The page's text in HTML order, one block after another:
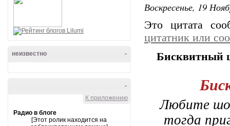
-
неизвестно
-
К приложению
Радио в блоге
[Этот ролик находится на
Воскресенье, 19
Это цитата
цитатник или
Бисквитный
Любите
тогда